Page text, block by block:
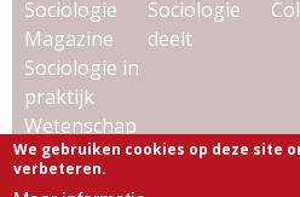
Sociologie
Magazine
Sociologie in
praktijk
Wetenschap
& sociologie
Sociologie
deelt
We gebruiken cookies op deze site
verbeteren.